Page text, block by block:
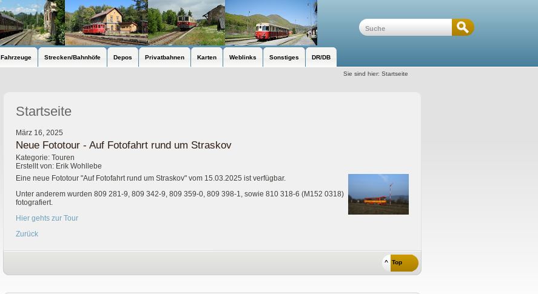
Fahrzeuge Strecken/Bahnhöfe Depos Privatbahnen Karten Weblinks Sonstiges DR/DB
Sie sind hier:Startseite
Startseite
März 16, 2025
Neue Fototour - Auf Fotofahrt rund um Straskov
Kategorie: Touren
Erstellt von: Erik Wohllebe
Eine neue Fototour "Auf Fotofahrt rund um Straskov" vom 15.03.2025 ist verfügbar.
Unter anderem wurden 809 281-9, 809 342-9, 809 359-0, 809 398-1, sowie 810 318-6 (M152 0318)
fotografiert.
Hier gehts zur Tour
Zurück
^ Top